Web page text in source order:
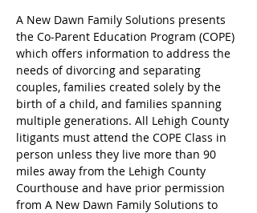
A New Dawn Family Solutions presents
the Co-Parent Education Program (COPE)
which offers information to address the
needs of divorcing and separating
couples, families created solely by the
birth of a child, and families spanning
multiple generations. All Lehigh County
litigants must attend the COPE Class in
person unless they live more than 90
miles away from the Lehigh County
Courthouse and have prior permission
from A New Dawn Family Solutions to